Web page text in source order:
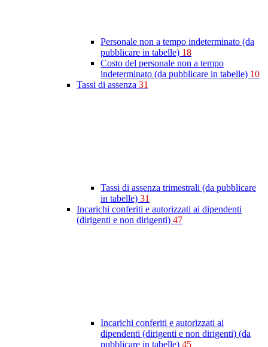
Personale non a tempo indeterminato (da
pubblicare in tabelle) 18
Costo del personale non a tempo
indeterminato (da pubblicare in tabelle) 10
Tassi di assenza 31
Tassi di assenza trimestrali (da pubblicare
in tabelle) 31
Incarichi conferiti e autorizzati ai dipendenti
(dirigenti e non dirigenti) 47
Incarichi conferiti e autorizzati ai
dipendenti (dirigenti e non dirigenti) (da
pubblicare in tabelle) 45